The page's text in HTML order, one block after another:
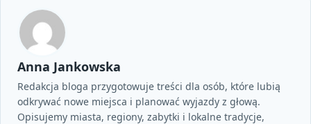
Anna Jankowska
Redakcja bloga przygotowuje treści dla osób, które lubią
odkrywać nowe miejsca i planować wyjazdy z głową.
Opisujemy miasta, regiony, zabytki i lokalne tradycje,